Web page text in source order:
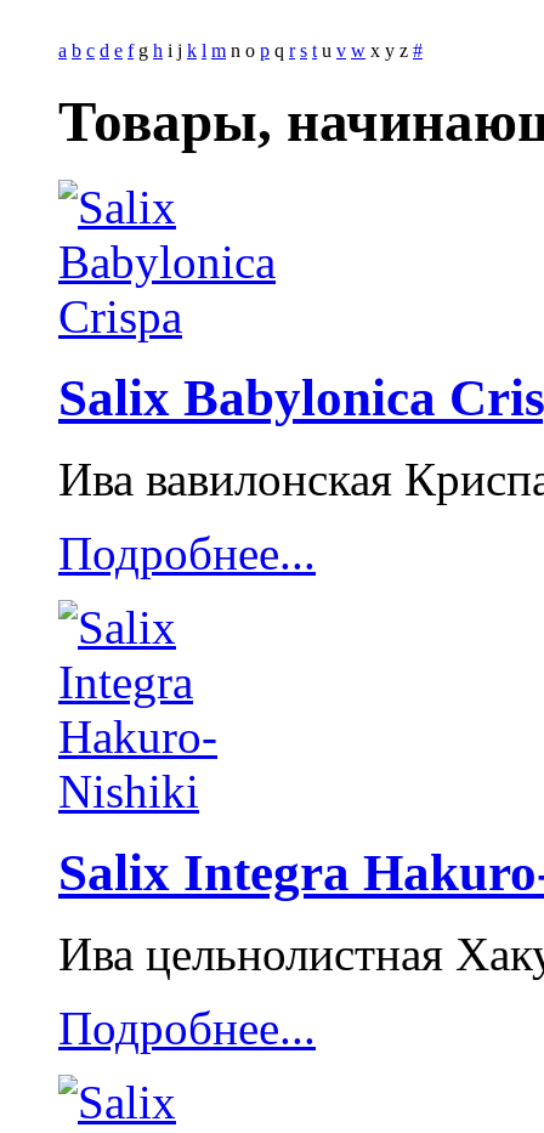
a b c d e f g h i j k l m n o p q r s t u v w x y z #
Товары,
Salix Babylonica
Ива вавилонская
Подробнее...
Salix Integra
Ива цельнолистная
Подробнее...